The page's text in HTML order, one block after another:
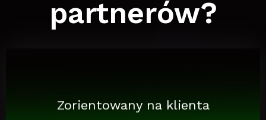
partnerów?
Zorientowany na klienta